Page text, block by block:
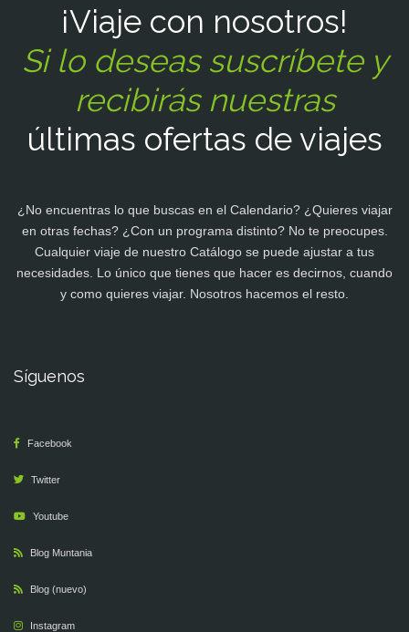
¡Viaje con nosotros!
Si lo deseas suscríbete y
recibirás nuestras
últimas ofertas de viajes
¿No encuentras lo que buscas en el Calendario? ¿Quieres viajar
en otras fechas? ¿Con un programa distinto? No te preocupes.
Cualquier viaje de nuestro Catálogo se puede ajustar a tus
necesidades. Lo único que tienes que hacer es decirnos, cuando
y como quieres viajar. Nosotros hacemos el resto.
Síguenos
Facebook
Twitter
Youtube
Blog Muntania
Blog (nuevo)
Instagram